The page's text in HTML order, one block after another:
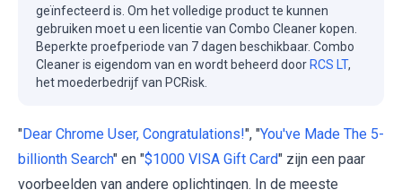
geïnfecteerd is. Om het volledige product te kunnen
gebruiken moet u een licentie van Combo Cleaner kopen.
Beperkte proefperiode van 7 dagen beschikbaar. Combo
Cleaner is eigendom van en wordt beheerd door RCS LT,
het moederbedrijf van PCRisk.
"Dear Chrome User, Congratulations!", "You've Made The 5-
billionth Search" en "$1000 VISA Gift Card" zijn een paar
voorbeelden van andere oplichtingen. In de meeste